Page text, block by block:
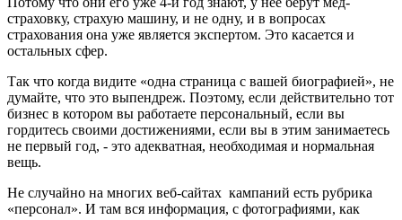
страховку, страхую машину, и не одну, и в вопросах
страхования она уже является экспертом. Это касается и
остальных сфер.
Так что когда видите «одна страница с вашей биографией», не
думайте, что это выпендреж. Поэтому, если действительно тот
бизнес в котором вы работаете персональный, если вы
гордитесь своими достижениями, если вы в этим занимаетесь
не первый год, - это адекватная, необходимая и нормальная
вещь.
Не случайно на многих веб-сайтах кампаний есть рубрика
«персонал». И там вся информация, с фотографиями, как